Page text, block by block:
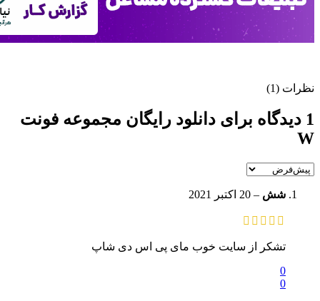
نظرات (1)
1 دیدگاه برای
دانلود رایگان مجموعه فونت
W
شش – 20 اکتبر 2021
تشکر از سایت خوب مای پی اس دی شاپ
0
0